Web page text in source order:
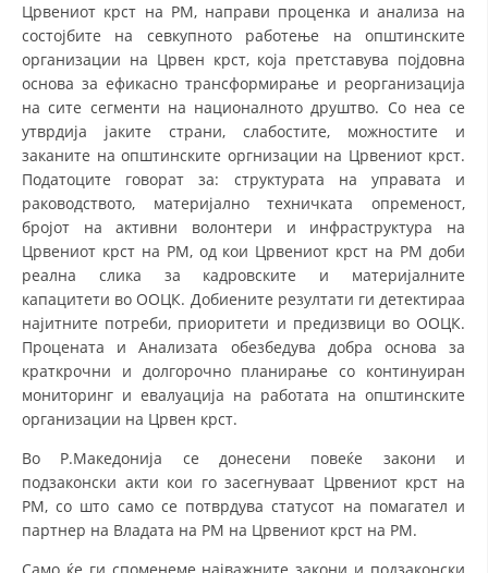
ДЕЈСТВУВАЊЕ
ПРИРАЧНИЦИ
СТРАТЕГИИ
ЕДУКАТИВНО ИНФОРМАТИВНИ МАТЕРИЈАЛИ
БРОШУРИ
ПОСТЕРИ
ПРЕЗЕНТАЦИИ
Црвениот крст на РМ, направи проценка и анализа на
состојбите на севкупното работење на општинските
организации на Црвен крст, која претставува појдовна
основа за ефикасно трансформирање и реорганизација
на сите сегменти на националното друштво. Со неа се
утврдија јаките страни, слабостите, можностите и
заканите на општинските оргнизации на Црвениот крст.
Податоците говорат за: структурата на управата и
раководството, материјално техничката опременост,
бројот на активни волонтери и инфраструктура на
Црвениот крст на РМ, од кои Црвениот крст на РМ доби
реална слика за кадровските и материјалните
капацитети во ООЦК. Добиените резултати ги детектираа
најитните потреби, приоритети и предизвици во ООЦК.
Процената и Анализата обезбедува добра основа за
краткрочни и долгорочно планирање со континуиран
мониторинг и евалуација на работата на општинските
организации на Црвен крст.
Во Р.Македонија се донесени повеќе закони и
подзаконски акти кои го засегнуваат Црвениот крст на
РМ, со што само се потврдува статусот на помагател и
партнер на Владата на РМ на Црвениот крст на РМ.